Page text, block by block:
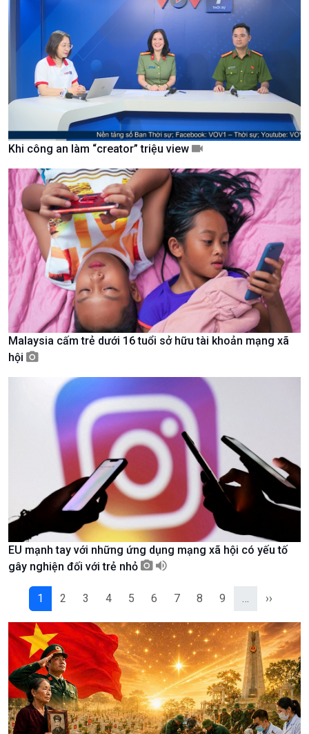
Bước chân đến trường
Văn hoá & Du lịch
Tin Văn hoá & Du lịch
Chát với người nổi tiếng
Câu chuyện Thể thao
Multimedia
Ảnh
Video
Infographic
E-Magazine
Podcast
Góc nhìn VOV1
Bình luận
Câu chuyện thời sự
Dòng chảy sự kiện
Đối thoại
Diễn đàn chủ nhật
Chuyện đêm
Khi công an làm “creator” triệu view
Malaysia cấm trẻ dưới 16 tuổi sở hữu tài khoản mạng xã
hội
EU mạnh tay với những ứng dụng mạng xã hội có yếu tố
gây nghiện đối với trẻ nhỏ
1 2 3 4 5 6 7 8 9 ››